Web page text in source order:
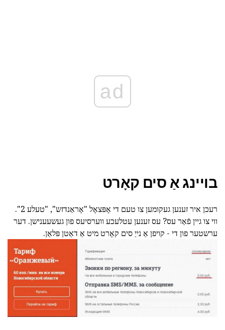
ad
בויינג אַ סים קאָרט
רעכן איר זענען געקומען צו טעם די אָפּצאָל "אָראַנדזש", "טעלע 2".
ווי צו גיין פֿאַר עס? עס זענען עטלעכע ווערסיעס פון געשעענישן. דער
ערשטער פון די - קויפן אַ נייַ סים קאָרט מיט אַ דאַטן פּלאַן.